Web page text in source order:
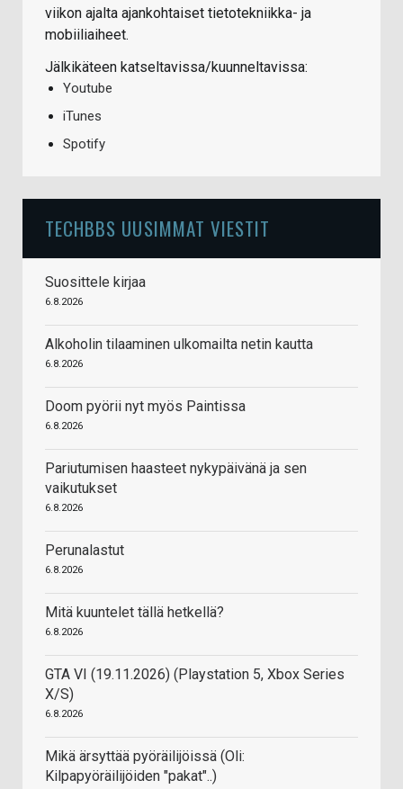
viikon ajalta ajankohtaiset tietotekniikka- ja
mobiiliaiheet.
Jälkikäteen katseltavissa/kuunneltavissa:
Youtube
iTunes
Spotify
TECHBBS UUSIMMAT VIESTIT
Suosittele kirjaa
6.8.2026
Alkoholin tilaaminen ulkomailta netin kautta
6.8.2026
Doom pyörii nyt myös Paintissa
6.8.2026
Pariutumisen haasteet nykypäivänä ja sen
vaikutukset
6.8.2026
Perunalastut
6.8.2026
Mitä kuuntelet tällä hetkellä?
6.8.2026
GTA VI (19.11.2026) (Playstation 5, Xbox Series
X/S)
6.8.2026
Mikä ärsyttää pyöräilijöissä (Oli:
Kilpapyöräilijöiden "pakat"..)